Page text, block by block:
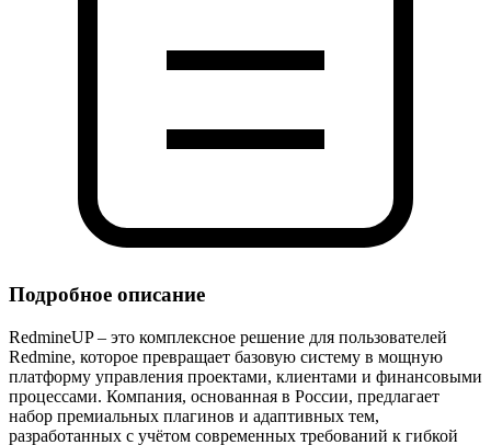
Подробное описание
RedmineUP – это комплексное решение для пользователей
Redmine, которое превращает базовую систему в мощную
платформу управления проектами, клиентами и финансовыми
процессами. Компания, основанная в России, предлагает
набор премиальных плагинов и адаптивных тем,
разработанных с учётом современных требований к гибкой